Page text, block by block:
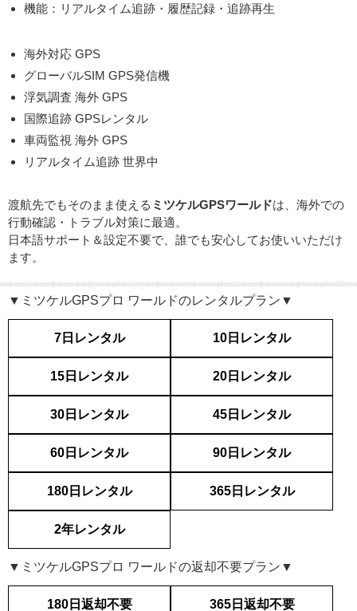
機能：リアルタイム追跡・履歴記録・追跡再生
海外対応 GPS
グローバルSIM GPS発信機
浮気調査 海外 GPS
国際追跡 GPSレンタル
車両監視 海外 GPS
リアルタイム追跡 世界中
渡航先でもそのまま使える ミツケルGPSワールドは、海外での
行動確認・トラブル対策に最適。
日本語サポート＆設定不要で、誰でも安心してお使いいただけ
ます。
▼ミツケルGPSプロ ワールドのレンタルプラン▼
7日レンタル 10日レンタル
15日レンタル 20日レンタル
30日レンタル 45日レンタル
60日レンタル 90日レンタル
180日レンタル 365日レンタル
2年レンタル
▼ミツケルGPSプロ ワールドの返却不要プラン▼
180日返却不要 365日返却不要